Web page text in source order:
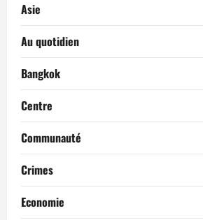
Asie
Au quotidien
Bangkok
Centre
Communauté
Crimes
Economie